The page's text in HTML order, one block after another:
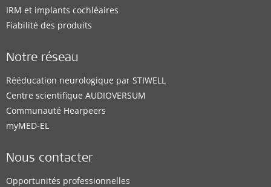
IRM et implants cochléaires
Fiabilité des produits
Notre réseau
Rééducation neurologique par STIWELL
Centre scientifique AUDIOVERSUM
Communauté Hearpeers
myMED‑EL
Nous contacter
Opportunités professionnelles